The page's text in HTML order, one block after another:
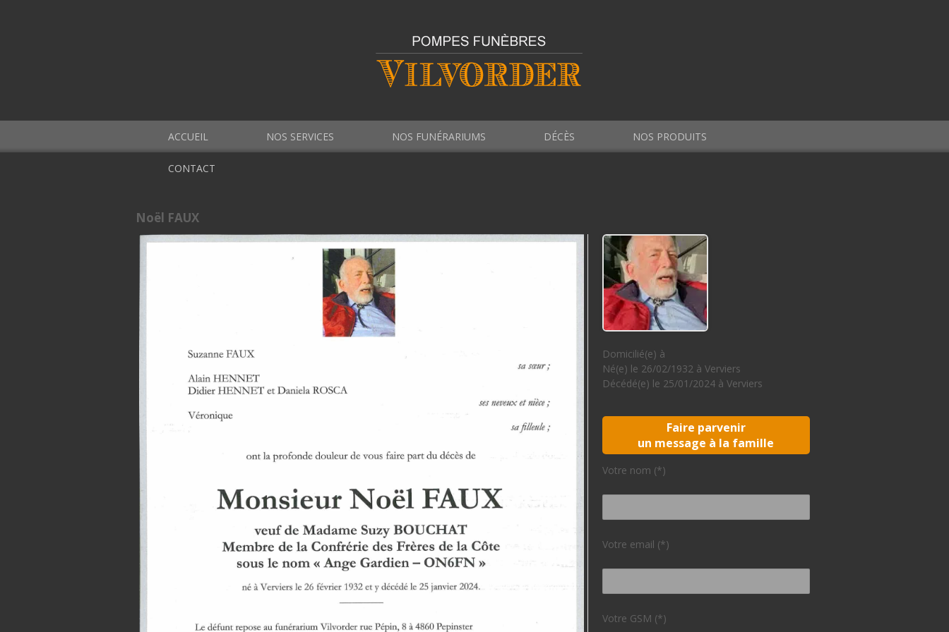
ACCUEIL NOS SERVICES NOS FUNÉRARIUMS DÉCÈS NOS PRODUITS
CONTACT
Noël FAUX
Domicilié(e) à
Né(e) le 26/02/1932 à Verviers
Décédé(e) le 25/01/2024 à Verviers
Faire parvenir
un message à la famille
Votre nom (*)
Votre email (*)
Votre GSM (*)